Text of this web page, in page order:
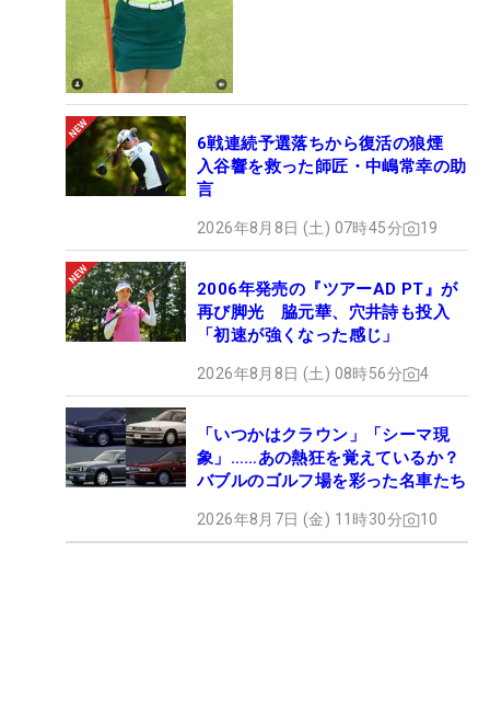
6戦連続予選落ちから復活の狼煙
入谷響を救った師匠・中嶋常幸の助
言
2026年8月8日 (土) 07時45分 19
2006年発売の『ツアーAD PT』が
再び脚光 脇元華、穴井詩も投入
「初速が強くなった感じ」
2026年8月8日 (土) 08時56分 4
「いつかはクラウン」「シーマ現
象」……あの熱狂を覚えているか？
バブルのゴルフ場を彩った名車たち
2026年8月7日 (金) 11時30分 10